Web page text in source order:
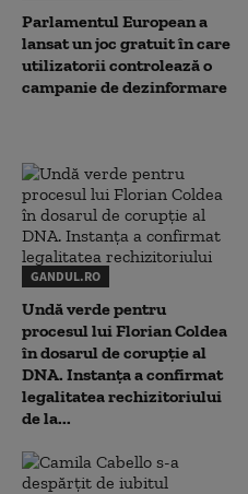
Parlamentul European a
lansat un joc gratuit în care
utilizatorii controlează o
campanie de dezinformare
GANDUL.RO
Undă verde pentru
procesul lui Florian Coldea
în dosarul de corupție al
DNA. Instanța a confirmat
legalitatea rechizitoriului
de la...